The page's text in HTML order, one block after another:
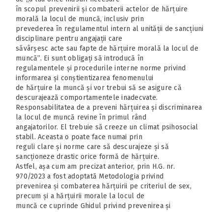
în scopul prevenirii și combaterii actelor de hărțuire
morală la locul de muncă, inclusiv prin
prevederea în regulamentul intern al unității de sancțiuni
disciplinare pentru angajații care
săvârșesc acte sau fapte de hărțuire morală la locul de
muncă”. Ei sunt obligați să introducă în
regulamentele și procedurile interne norme privind
informarea și conștientizarea fenomenului
de hărțuire la muncă și vor trebui să se asigure că
descurajează comportamentele inadecvate.
Responsabilitatea de a preveni hărțuirea și discriminarea
la locul de muncă revine în primul rând
angajatorilor. El trebuie să creeze un climat psihosocial
stabil. Aceasta o poate face numai prin
reguli clare și norme care să descurajeze și să
sancționeze drastic orice formă de hărțuire.
Astfel, așa cum am precizat anterior, prin H.G. nr.
970/2023 a fost adoptată Metodologia privind
prevenirea și combaterea hărțuirii pe criteriul de sex,
precum și a hărțuirii morale la locul de
muncă ce cuprinde Ghidul privind prevenirea și